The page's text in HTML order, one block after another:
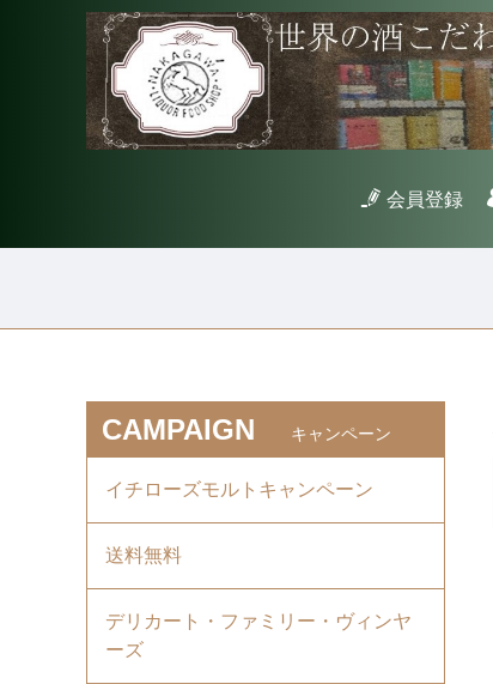
会員登録
CAMPAIGN キャンペーン
イチローズモルトキャンペーン
送料無料
デリカート・ファミリー・ヴィンヤ
ーズ